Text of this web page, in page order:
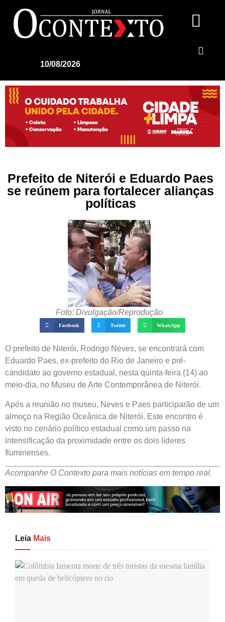
10/08/2026
Prefeito de Niterói e Eduardo Paes
se reúnem para fortalecer alianças
políticas
Foto: Divulgação/Reprodução
Facebook Twitter WhatsApp
O prefeito de Niterói, Rodrigo Neves, se encontrará com
Eduardo Paes, ex-prefeito do Rio de Janeiro e pré-
candidato ao governo estadual, nesta quinta-feira (14) ao
meio-dia, no Museu de Arte Contemporânea de Niterói.
Após a reunião no museu, Neves e Paes participarão de um
almoço na Região Oceânica de Niterói. Este encontro é
visto no cenário político estadual como um passo na
intensificação da proximidade entre os dois líderes
fluminenses.
Acompanhe O Contexto para mais notícias em tempo real.
Leia Mais